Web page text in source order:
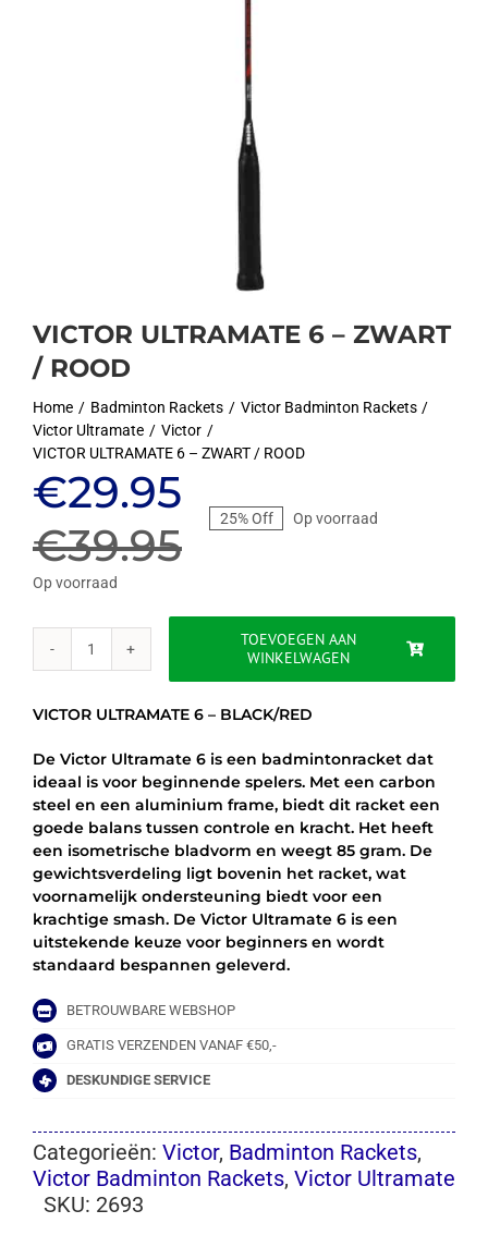
VICTOR ULTRAMATE 6 – ZWART
/ ROOD
Home Badminton Rackets
Victor Badminton Rackets
Victor Ultramate
Victor
VICTOR ULTRAMATE 6 – ZWART / ROOD
€39.95
Oorspronkelijke
prijs
was:
€39.95.
€29.95
Huidige
prijs
is:
€29.95.
25% Off Op voorraad
Op voorraad
VICTOR
ULTRAMATE
ZWART
aantal
TOEVOEGEN AAN
WINKELWAGEN
VICTOR ULTRAMATE 6 – BLACK/RED
De Victor Ultramate 6 is een badmintonracket dat
ideaal is voor beginnende spelers. Met een carbon
steel en een aluminium frame, biedt dit racket een
goede balans tussen controle en kracht. Het heeft
een isometrische bladvorm en weegt 85 gram. De
gewichtsverdeling ligt bovenin het racket, wat
voornamelijk ondersteuning biedt voor een
krachtige smash. De Victor Ultramate 6 is een
uitstekende keuze voor beginners en wordt
standaard bespannen geleverd.
BETROUWBARE WEBSHOP
GRATIS VERZENDEN VANAF €50,-
DESKUNDIGE SERVICE
Categorieën: Victor, Badminton Rackets,
Victor Badminton Rackets, Victor Ultramate
SKU: 2693